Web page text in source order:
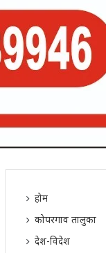
होम
कोपरगाव तालुका
देश-विदेश